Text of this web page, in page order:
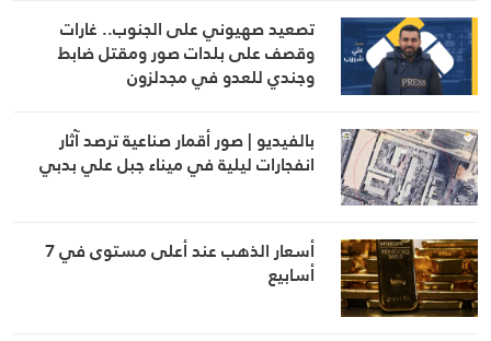
تصعيد صهيوني على الجنوب.. غارات
وقصف على بلدات صور ومقتل ضابط
وجندي للعدو في مجدلزون
بالفيديو | صور أقمار صناعية ترصد آثار
انفجارات ليلية في ميناء جبل علي بدبي
أسعار الذهب عند أعلى مستوى في 7
أسابيع